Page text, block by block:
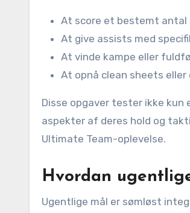
At score et bestemt antal
At give assists med
At vinde kampe eller
At opnå clean sheets
Disse opgaver tester ikke
aspekter af deres hold og
Ultimate Team-oplevelse.
Hvordan
Ugentlige mål er sømløst